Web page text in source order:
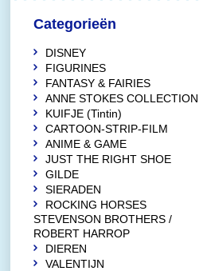
Categorieën
DISNEY
FIGURINES
FANTASY & FAIRIES
ANNE STOKES COLLECTION
KUIFJE (Tintin)
CARTOON-STRIP-FILM
ANIME & GAME
JUST THE RIGHT SHOE
GILDE
SIERADEN
ROCKING HORSES
STEVENSON BROTHERS /
ROBERT HARROP
DIEREN
VALENTIJN